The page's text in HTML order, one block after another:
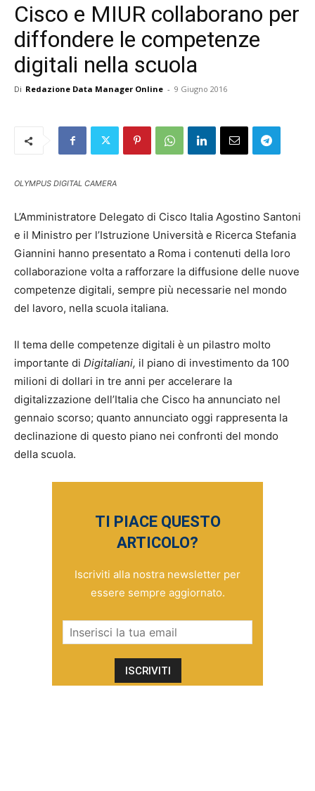
Cisco e MIUR collaborano per
diffondere le competenze
digitali nella scuola
Di Redazione Data Manager Online - 9 Giugno 2016
OLYMPUS DIGITAL CAMERA
L’Amministratore Delegato di Cisco Italia Agostino Santoni
e il Ministro per l’Istruzione Università e Ricerca Stefania
Giannini hanno presentato a Roma i contenuti della loro
collaborazione volta a rafforzare la diffusione delle nuove
competenze digitali, sempre più necessarie nel mondo
del lavoro, nella scuola italiana.
Il tema delle competenze digitali è un pilastro molto
importante di Digitaliani, il piano di investimento da 100
milioni di dollari in tre anni per accelerare la
digitalizzazione dell’Italia che Cisco ha annunciato nel
gennaio scorso; quanto annunciato oggi rappresenta la
declinazione di questo piano nei confronti del mondo
della scuola.
TI PIACE QUESTO
ARTICOLO?
Iscriviti alla nostra newsletter per
essere sempre aggiornato.